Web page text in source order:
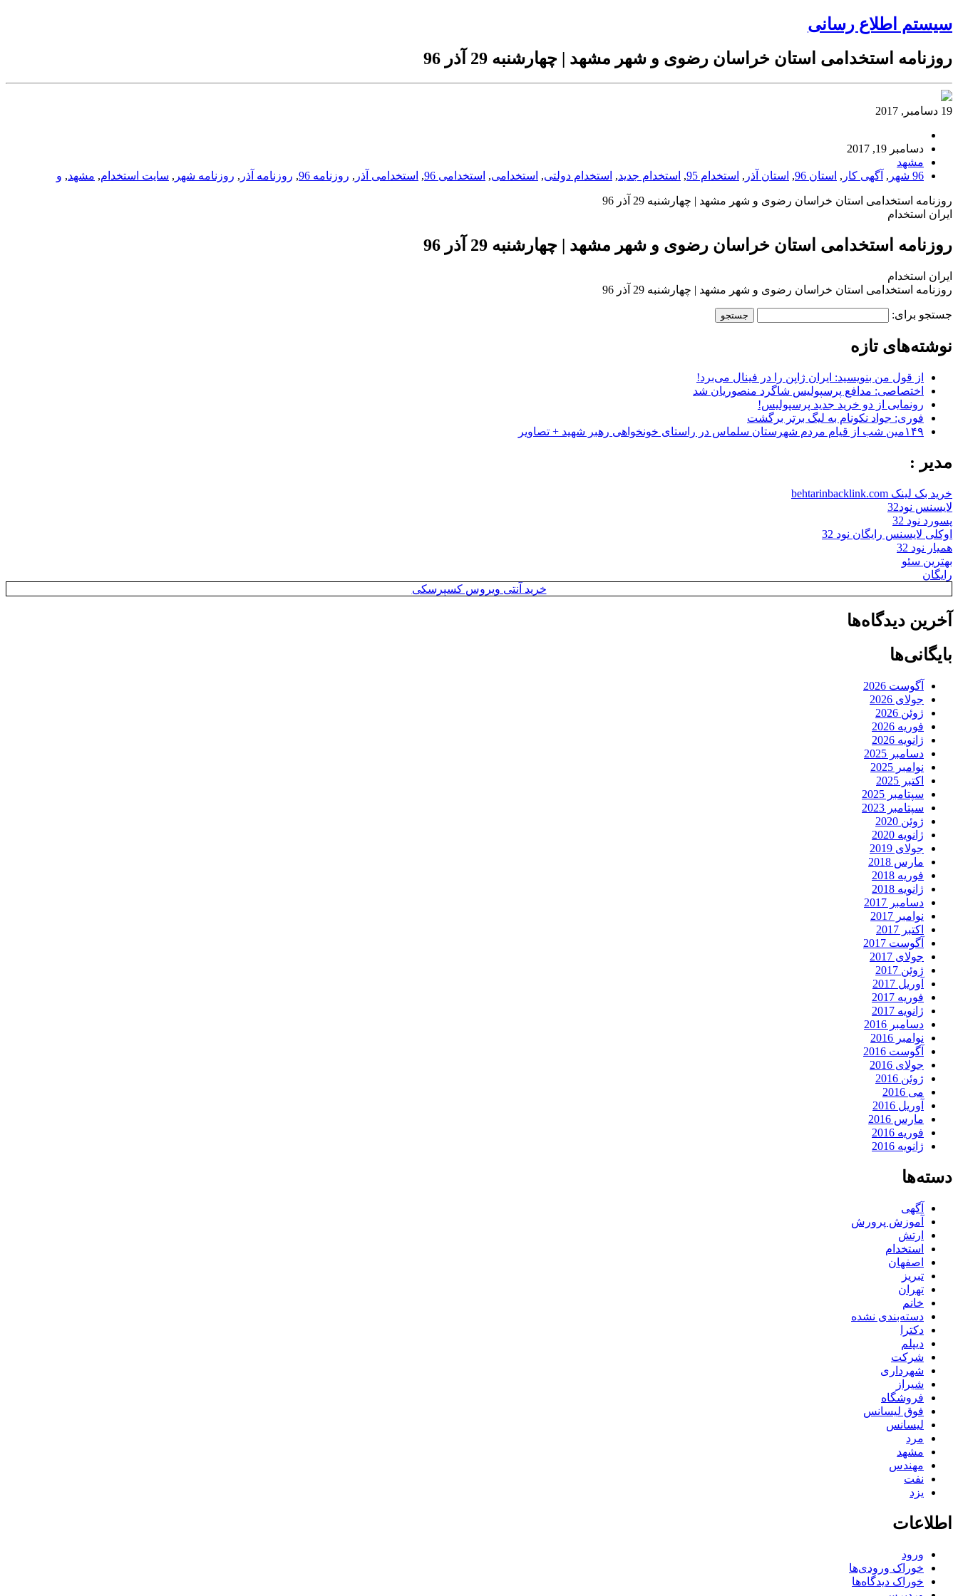
سیستم اطلاع رسانی
روزنامه استخدامی استان خراسان رضوی و شهر مشهد | چهارشنبه 29 آذر 96
19 دسامبر, 2017
دسامبر 19, 2017
مشهد
96 شهر
, آگهی کار , استان 96 , استان آذر , استخدام 95 , استخدام جدید, استخدام دولتی, استخدامی, استخدامی 96 , استخدامی آذر , روزنامه 96 , روزنامه آذر , روزنامه شهر , سایت استخدام, مشهد, و
روزنامه استخدامی استان خراسان رضوی و شهر مشهد | چهارشنبه 29 آذر 96
ایران استخدام
روزنامه استخدامی استان خراسان رضوی و شهر مشهد | چهارشنبه 29 آذر 96
ایران استخدام
روزنامه استخدامی استان خراسان رضوی و شهر مشهد | چهارشنبه 29 آذر 96
جستجو برای:
نوشته‌های تازه
از قول من بنویسید: ایران ژاپن را در فینال می‌برد!
اختصاصی: مدافع پرسپولیس شاگرد منصوریان شد
رونمایی از دو خرید جدید پرسپولیس!
فوری: جواد نکونام به لیگ برتر برگشت
۱۴۹مین شب از قیام مردم شهرستان سلماس در راستای خونخواهی رهبر شهید + تصاویر
مدیر :
خرید بک لینک behtarinbacklink.com
لایسنس نود32
پسورد نود 32
اوکلی لایسنس رایگان نود 32
همیار نود 32
بهترین سئو
رایگان
خرید آنتی ویروس کسپرسکی
آخرین دیدگاه‌ها
بایگانی‌ها
آگوست 2026
جولای 2026
ژوئن 2026
فوریه 2026
ژانویه 2026
دسامبر 2025
نوامبر 2025
اکتبر 2025
سپتامبر 2025
سپتامبر 2023
ژوئن 2020
ژانویه 2020
جولای 2019
مارس 2018
فوریه 2018
ژانویه 2018
دسامبر 2017
نوامبر 2017
اکتبر 2017
آگوست 2017
جولای 2017
ژوئن 2017
آوریل 2017
فوریه 2017
ژانویه 2017
دسامبر 2016
نوامبر 2016
آگوست 2016
جولای 2016
ژوئن 2016
می 2016
آوریل 2016
مارس 2016
فوریه 2016
ژانویه 2016
دسته‌ها
آگهی
آموزش پرورش
ارتش
استخدام
اصفهان
تبریز
تهران
خانم
دسته‌بندی نشده
دکترا
دیپلم
شرکت
شهرداری
شیراز
فروشگاه
فوق لیسانس
لیسانس
مرد
مشهد
مهندس
نفت
یزد
اطلاعات
ورود
خوراک ورودی‌ها
خوراک دیدگاه‌ها